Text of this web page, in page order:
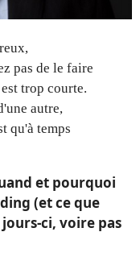
pas de le faire
trop courte.
autre,
qu'à temps
et pourquoi
(et ce que
ci, voire pas